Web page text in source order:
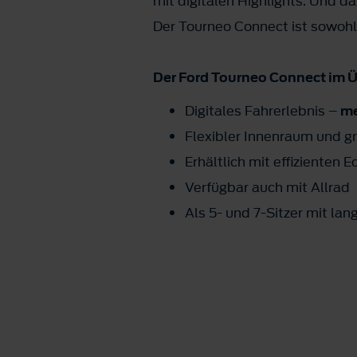
Der Tourneo Connect ist
Der Ford Tourneo Connect im
Digitales Fahrerlebnis –
Flexibler Innenraum und
Erhältlich mit effizienten
Verfügbar auch mit Allrad
Als 5- und 7-Sitzer mit